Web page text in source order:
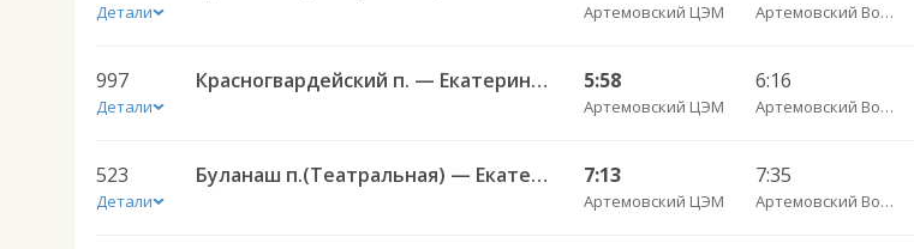
Детали Артемовский ЦЭМ Артемовский Вокзал Егоршино
997
Детали
Красногвардейский п. — Екатеринбург АВ Северный 997 5:58
Артемовский ЦЭМ
6:16
Артемовский Вокзал Егоршино
523
Детали
Буланаш п.(Театральная) — Екатеринбург АВ Северный 523 7:13
Артемовский ЦЭМ
7:35
Артемовский Вокзал Егоршино